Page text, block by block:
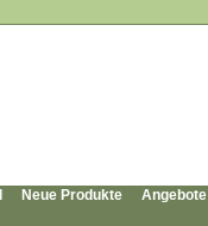
Neue Produkte Angebote